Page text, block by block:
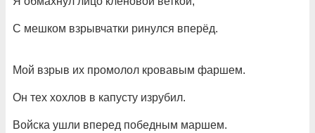
С мешком взрывчатки ринулся вперёд.
Мой взрыв их промолол кровавым фаршем.
Он тех хохлов в капусту изрубил.
Войска ушли вперед победным маршем.